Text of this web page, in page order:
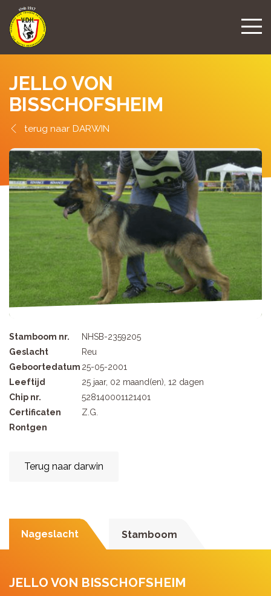
JELLO VON
BISSCHOFSHEIM
DARWIN
Stamboom nr.
NHSB-2359205
Geslacht
Reu
Geboortedatum 25-05-2001
Leeftijd
25 jaar, 02 maand(en), 12 dagen
Chip nr.
528140001121401
Certificaten
Z.G.
Rontgen
Terug naar darwin
Nageslacht Stamboom
JELLO VON BISSCHOFSHEIM